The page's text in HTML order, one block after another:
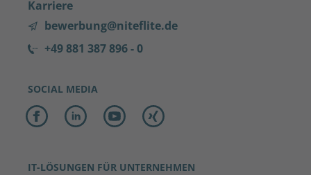
Karriere
bewerbung@niteflite.de
+49 881 387 896 - 0
SOCIAL MEDIA
IT-LÖSUNGEN FÜR UNTERNEHMEN